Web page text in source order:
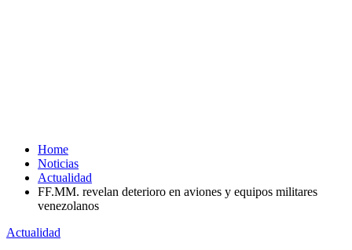
Home
Noticias
Actualidad
FF.MM. revelan deterioro en aviones y equipos militares
venezolanos
Actualidad